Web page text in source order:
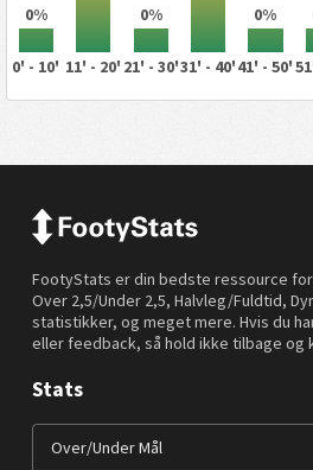
0% 0% 0%
0' - 10' 11' - 20' 21' - 30'31' - 40'41' - 50'
FootyStats er din bedste ressource
Over 2,5/Under 2,5, Halvleg/Fuldtid,
statistikker, og meget mere. Hvis du
eller feedback, så hold ikke tilbage og
Stats
Over/Under Mål